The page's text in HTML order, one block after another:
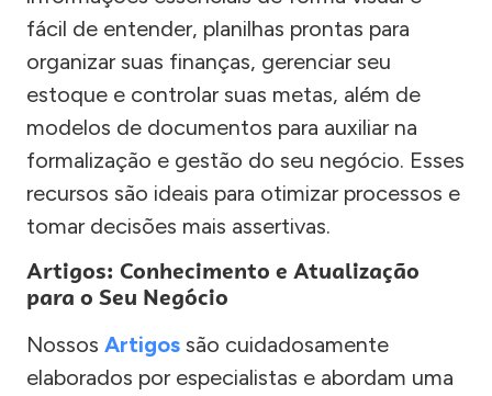
fácil de entender, planilhas prontas para
organizar suas finanças, gerenciar seu
estoque e controlar suas metas, além de
modelos de documentos para auxiliar na
formalização e gestão do seu negócio. Esses
recursos são ideais para otimizar processos e
tomar decisões mais assertivas.
Artigos: Conhecimento e Atualização
para o Seu Negócio
Nossos Artigos são cuidadosamente
elaborados por especialistas e abordam uma